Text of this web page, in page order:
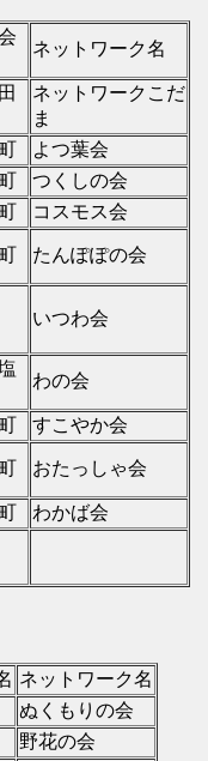
ネットワーク名
ネットワークこだ
ま
よつ葉会
つくしの会
コスモス会
たんぽぽの会
いつわ会
わの会
すこやか会
おたっしゃ会
わかば会
ネットワーク名
ぬくもりの会
野花の会